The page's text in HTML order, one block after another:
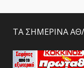
ΤΑ ΣΗΜΕΡΙΝΑ